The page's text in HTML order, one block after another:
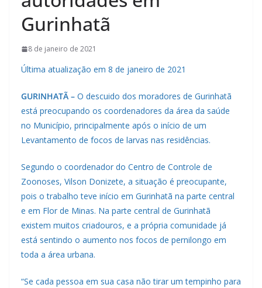
Gurinhatã
8 de janeiro de 2021
Última atualização em 8 de janeiro de 2021
GURINHATÃ – O descuido dos moradores de Gurinhatã
está preocupando os coordenadores da área da saúde
no Município, principalmente após o início de um
Levantamento de focos de larvas nas residências.
Segundo o coordenador do Centro de Controle de
Zoonoses, Vilson Donizete, a situação é preocupante,
pois o trabalho teve início em Gurinhatã na parte central
e em Flor de Minas. Na parte central de Gurinhatã
existem muitos criadouros, e a própria comunidade já
está sentindo o aumento nos focos de pernilongo em
toda a área urbana.
“Se cada pessoa em sua casa não tirar um tempinho para